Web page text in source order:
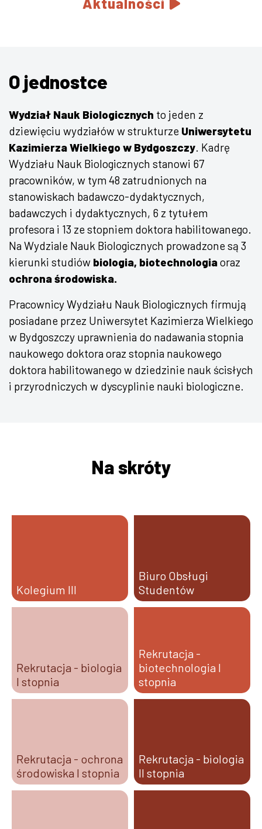
O jednostce
Wydział Nauk Biologicznych to jeden z
dziewięciu wydziałów w strukturze Uniwersytetu
Kazimierza Wielkiego w Bydgoszczy. Kadrę
Wydziału Nauk Biologicznych stanowi 67
pracowników, w tym 48 zatrudnionych na
stanowiskach badawczo-dydaktycznych,
badawczych i dydaktycznych, 6 z tytułem
profesora i 13 ze stopniem doktora habilitowanego.
Na Wydziale Nauk Biologicznych prowadzone są 3
kierunki studiów biologia, biotechnologiaoraz
ochrona środowiska.
Pracownicy Wydziału Nauk Biologicznych firmują
posiadane przez Uniwersytet Kazimierza Wielkiego
w Bydgoszczy uprawnienia do nadawania stopnia
naukowego doktora oraz stopnia naukowego
doktora habilitowanego w dziedzinie nauk ścisłych
i przyrodniczych w dyscyplinie nauki biologiczne.
Na skróty
Kolegium III
Biuro Obsługi
Studentów
Rekrutacja - biologia
I stopnia
Rekrutacja -
biotechnologia I
stopnia
Rekrutacja - ochrona
środowiska I stopnia
Rekrutacja - biologia
II stopnia